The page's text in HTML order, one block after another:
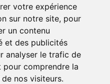
votre expérience
sur notre site, pour
un contenu
et des publicités
analyser le trafic de
pour comprendre la
nos visiteurs.